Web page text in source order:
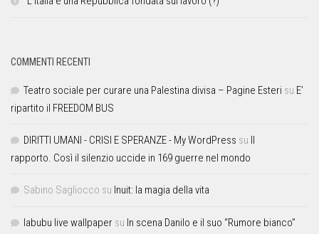
COMMENTI RECENTI
Teatro sociale per curare una Palestina divisa – Pagine Esteri su E’
ripartito il FREEDOM BUS
DIRITTI UMANI - CRISI E SPERANZE - My WordPress su Il
rapporto. Così il silenzio uccide in 169 guerre nel mondo
Sabino Sagliocco su Inuit: la magia della vita
labubu live wallpaper su In scena Danilo e il suo “Rumore bianco”